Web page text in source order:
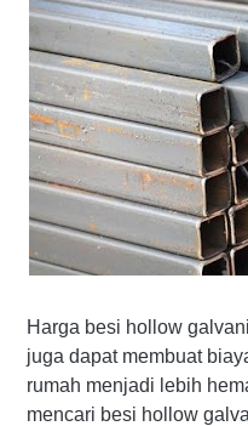
Harga besi hollow
juga dapat membuat
rumah menjadi lebih
mencari besi hollow